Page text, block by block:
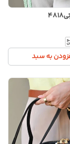
به سبد